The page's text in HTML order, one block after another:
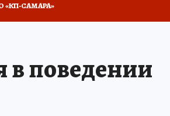
«КП-САМАРА»
ДЕНЬ ПОБЕДЫ В САМАРЕ 2025
поведении